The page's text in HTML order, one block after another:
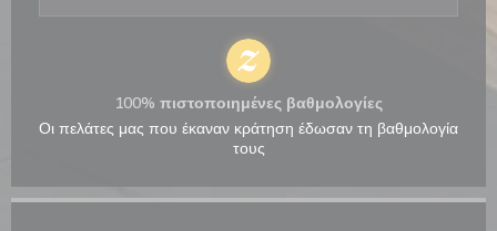
100% πιστοποιημένες βαθμολογίες
Οι πελάτες μας που έκαναν κράτηση έδωσαν τη βαθμολογία
τους